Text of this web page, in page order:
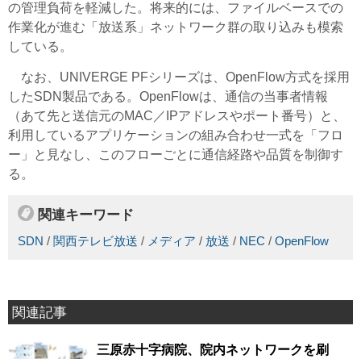
の管理負荷を軽減した。将来的には、ファイルベースでの
作業化が進む「放送系」ネットワーク群の取り込みも模索
している。
なお、UNIVERGE PFシリーズは、OpenFlow方式を採用
したSDN製品である。OpenFlowは、通信の当事者情報
（あて先と送信元のMAC／IPアドレスやポート番号）と、
利用しているアプリケーションの組み合わせ一式を「フロ
ー」と見なし、このフローごとに通信経路や品質を制御す
る。
関連キーワード
SDN / 関西テレビ放送 / メディア / 放送 / NEC / OpenFlow
関連記事
三原赤十字病院、院内ネットワークを刷